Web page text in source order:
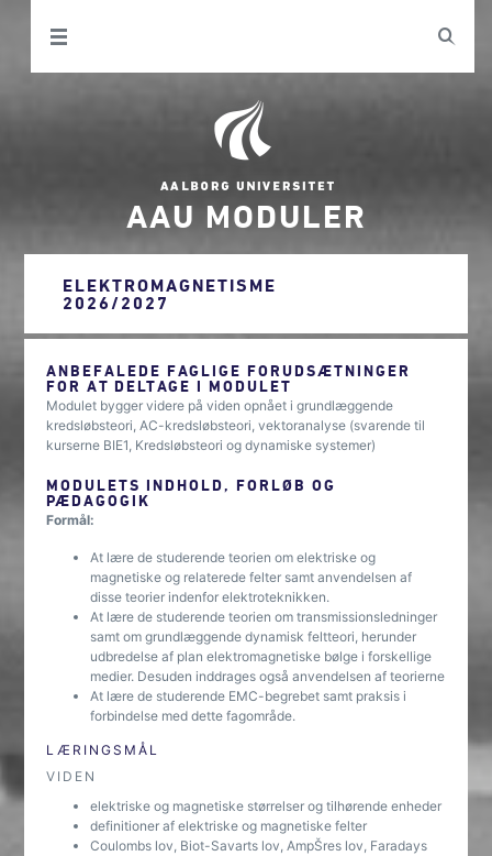
AAU MODULER
ELEKTROMAGNETISME
2026/2027
ANBEFALEDE FAGLIGE FORUDSÆTNINGER
FOR AT DELTAGE I MODULET
Modulet bygger videre på viden opnået i grundlæggende
kredsløbsteori, AC-kredsløbsteori, vektoranalyse (svarende til
kurserne BIE1, Kredsløbsteori og dynamiske systemer)
MODULETS INDHOLD, FORLØB OG
PÆDAGOGIK
Formål:
At lære de studerende teorien om elektriske og
magnetiske og relaterede felter samt anvendelsen af
disse teorier indenfor elektroteknikken.
At lære de studerende teorien om transmissionsledninger
samt om grundlæggende dynamisk feltteori, herunder
udbredelse af plan elektromagnetiske bølge i forskellige
medier. Desuden inddrages også anvendelsen af teorierne
At lære de studerende EMC-begrebet samt praksis i
forbindelse med dette fagområde.
LÆRINGSMÅL
VIDEN
elektriske og magnetiske størrelser og tilhørende enheder
definitioner af elektriske og magnetiske felter
Coulombs lov, Biot-Savarts lov, AmpŠres lov, Faradays